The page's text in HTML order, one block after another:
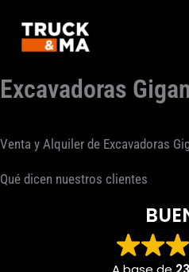
contenido
Excavadoras
Venta y Alquiler de Excavadoras
Qué dicen nuestros clientes